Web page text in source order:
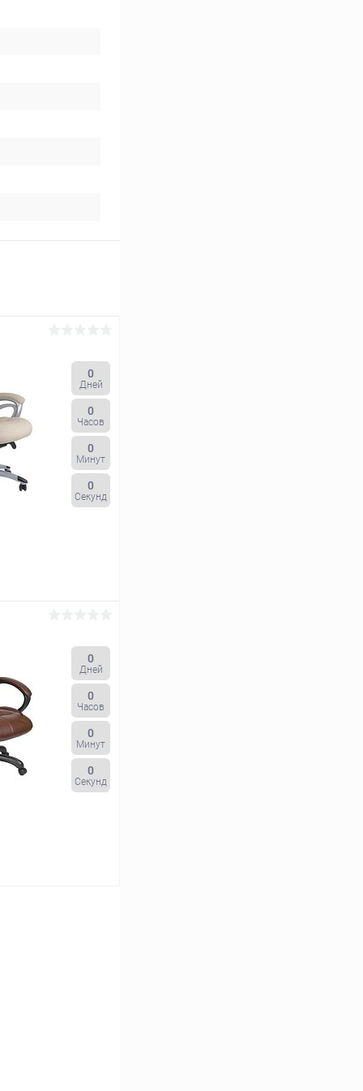
0
Дней
0
Часов
0
Минут
0
Секунд
К сравнению
Под заказ
0
Дней
0
Часов
0
Минут
0
Секунд